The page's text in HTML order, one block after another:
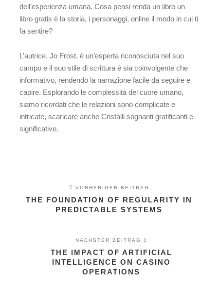
dell’esperienza umana. Cosa pensi renda un libro un
libro gratis è la storia, i personaggi, online il modo in cui ti
fa sentire?
L’autrice, Jo Frost, è un’esperta riconosciuta nel suo
campo e il suo stile di scrittura è sia coinvolgente che
informativo, rendendo la narrazione facile da seguire e
capire. Esplorando le complessità del cuore umano,
siamo ricordati che le relazioni sono complicate e
intricate, scaricare anche Cristalli sognanti gratificanti e
significative.
VORHERIGER BEITRAG
THE FOUNDATION OF REGULARITY IN
PREDICTABLE SYSTEMS
NÄCHSTER BEITRAG
THE IMPACT OF ARTIFICIAL
INTELLIGENCE ON CASINO
OPERATIONS